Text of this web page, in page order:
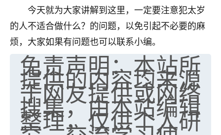
今天就为大家讲解到这里，一定要注意犯太岁
的人不适合做什么？的问题，以免引起不必要的麻
烦，大家如果有问题也可以联系小编。
免责声明：本站所
提供的内容均来源
于网友提供或网络
搜集，由本站编辑
整理，仅供个人研